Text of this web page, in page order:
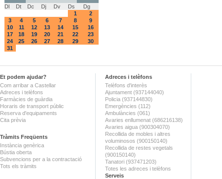
Dl
Dt Dc Dj Dv Ds
Dg
1
2
3
4 5 6 7 8
9
10
11 12 13 14 15
16
17
18 19 20 21 22
23
24
25 26 27 28 29
30
31
Et podem ajudar?
Com arribar a Castellar
Adreces i telèfons
Farmàcies de guàrdia
Horaris de transport públic
Reserva d'equipaments
Cita prèvia
Tràmits Freqüents
Instància genèrica
Bústia oberta
Subvencions per a la contractació
Tots els tràmits
Adreces i telèfons
Telèfons d'interès
Ajuntament (937144040)
Policia (937144830)
Emergències (112)
Ambulàncies (061)
Avaries enllumenat (686216138)
Avaries aigua (900304070)
Recollida de mobles i altres
voluminosos (900150140)
Recollida de restes vegetals
(900150140)
Tanatori (937471203)
Totes les adreces i telèfons
Serveis